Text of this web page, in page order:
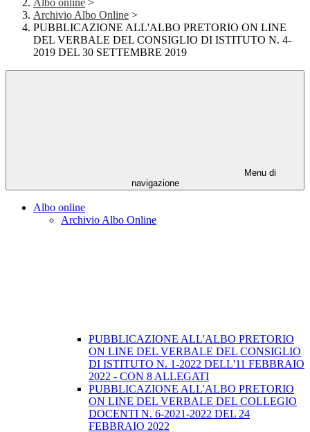
Albo online >
Archivio Albo Online >
PUBBLICAZIONE ALL'ALBO PRETORIO ON LINE
DEL VERBALE DEL CONSIGLIO DI ISTITUTO N. 4-
2019 DEL 30 SETTEMBRE 2019
Menu di
navigazione
Albo online
Archivio Albo Online
PUBBLICAZIONE ALL'ALBO PRETORIO
ON LINE DEL VERBALE DEL CONSIGLIO
DI ISTITUTO N. 1-2022 DELL'11 FEBBRAIO
2022 - CON 8 ALLEGATI
PUBBLICAZIONE ALL'ALBO PRETORIO
ON LINE DEL VERBALE DEL COLLEGIO
DOCENTI N. 6-2021-2022 DEL 24
FEBBRAIO 2022